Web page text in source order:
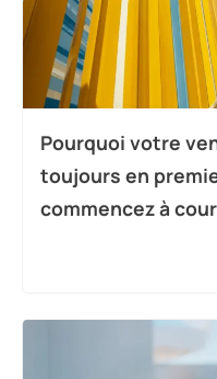
Pourquoi votre
toujours en
commencez à